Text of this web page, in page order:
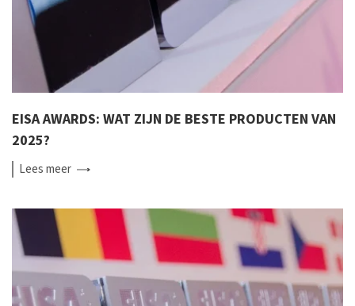
EISA AWARDS: WAT ZIJN DE BESTE PRODUCTEN VAN
2025?
Leesmeer